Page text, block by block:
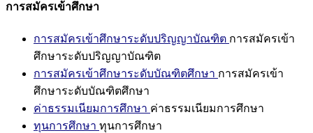
การสมัครเข้าศึกษา
การสมัครเข้าศึกษาระดับปริญญาบัณฑิต การสมัครเข้า
ศึกษาระดับปริญญาบัณฑิต
การสมัครเข้าศึกษาระดับบัณฑิตศึกษา การสมัครเข้า
ศึกษาระดับบัณฑิตศึกษา
ค่าธรรมเนียมการศึกษา ค่าธรรมเนียมการศึกษา
ทุนการศึกษา ทุนการศึกษา